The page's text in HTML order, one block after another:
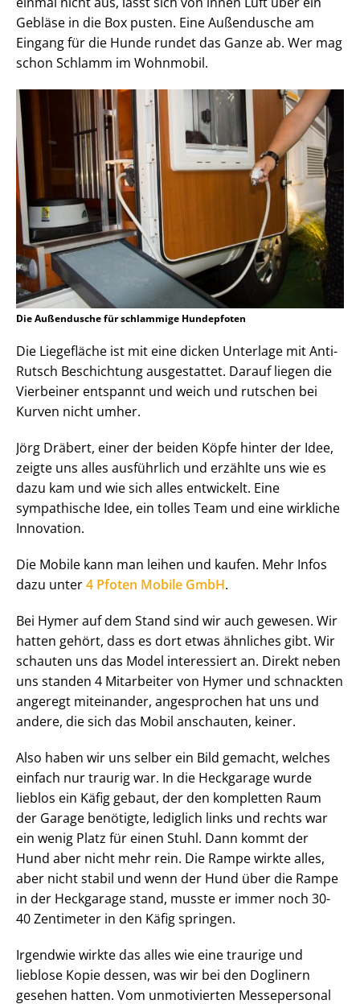
Gebläse in die Box pusten. Eine Außendusche am
Eingang für die Hunde rundet das Ganze ab. Wer mag
schon Schlamm im Wohnmobil.
Die Außendusche für schlammige Hundepfoten
Die Liegefläche ist mit eine dicken Unterlage mit Anti-
Rutsch Beschichtung ausgestattet. Darauf liegen die
Vierbeiner entspannt und weich und rutschen bei
Kurven nicht umher.
Jörg Dräbert, einer der beiden Köpfe hinter der Idee,
zeigte uns alles ausführlich und erzählte uns wie es
dazu kam und wie sich alles entwickelt. Eine
sympathische Idee, ein tolles Team und eine wirkliche
Innovation.
Die Mobile kann man leihen und kaufen. Mehr Infos
dazu unter4 Pfoten Mobile GmbH.
Bei Hymer auf dem Stand sind wir auch gewesen. Wir
hatten gehört, dass es dort etwas ähnliches gibt. Wir
schauten uns das Model interessiert an. Direkt neben
uns standen 4 Mitarbeiter von Hymer und schnackten
angeregt miteinander, angesprochen hat uns und
andere, die sich das Mobil anschauten, keiner.
Also haben wir uns selber ein Bild gemacht, welches
einfach nur traurig war. In die Heckgarage wurde
lieblos ein Käfig gebaut, der den kompletten Raum
der Garage benötigte, lediglich links und rechts war
ein wenig Platz für einen Stuhl. Dann kommt der
Hund aber nicht mehr rein. Die Rampe wirkte alles,
aber nicht stabil und wenn der Hund über die Rampe
in der Heckgarage stand, musste er immer noch 30-
40 Zentimeter in den Käfig springen.
Irgendwie wirkte das alles wie eine traurige und
lieblose Kopie dessen, was wir bei den Doglinern
gesehen hatten. Vom unmotivierten Messepersonal